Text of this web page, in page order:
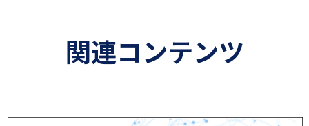
関連コンテンツ